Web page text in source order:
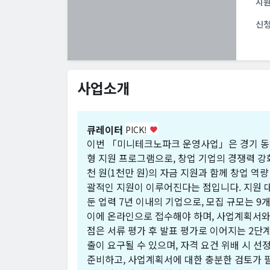
신
사업소개
큐레이터 PICK! favorite
이번 「미니테크노파크 운영사업」은 경기
형 지원 프로그램으로, 창업 기업의 경쟁력
천 원(1천만 원)의 자금 지원과 함께 창업 역
괄적인 지원이 이루어진다는 점입니다. 지원
둔 업력 7년 이내의 기업으로, 모집 규모는 9
이에 온라인으로 접수해야 하며, 사업계획서
점은 서류 평가 후 발표 평가로 이어지는 2단
출이 요구될 수 있으며, 자격 요건 위배 시 선
준비하고, 사업계획서에 대한 충분한 검토가